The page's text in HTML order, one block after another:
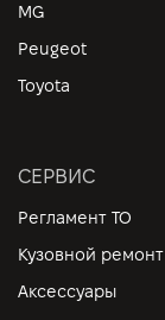
MG
Peugeot
Toyota
СЕРВИС
Регламент ТО
Кузовной ремонт
Аксессуары